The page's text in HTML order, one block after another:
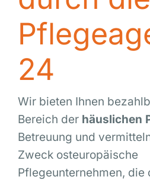
24
Wir bieten Ihnen
Bereich der häuslichen
Betreuung und
Zweck osteuropäische
Pflegeunternehmen, die